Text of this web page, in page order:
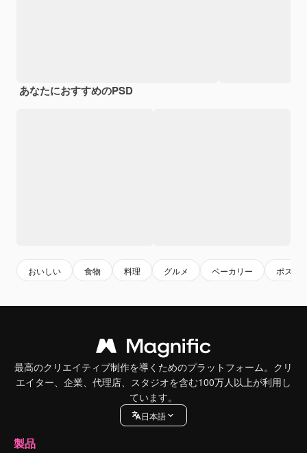
あなたにおすすめのPSD
おいしい 食物 料理 グルメ ベーカリー ポスタ
最高のクリエイティブ制作を導くためのプラットフォーム。クリ
エイター、企業、代理店、スタジオを含む100万人以上が利用し
ています。
日本語
製品